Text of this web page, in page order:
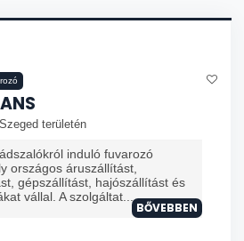
területén
induló fuvarozó
országos áruszállítást,
gépszállítást, hajószállítást és
vállal. A szolgáltat...
BŐVEBBEN